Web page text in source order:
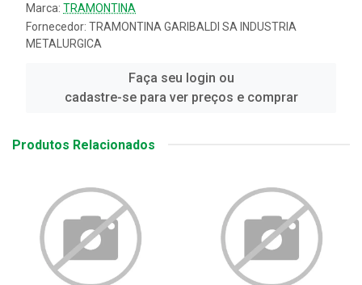
Marca: TRAMONTINA
Fornecedor: TRAMONTINA GARIBALDI SA INDUSTRIA
METALURGICA
Faça seu login ou
cadastre-se para ver preços e comprar
Produtos Relacionados